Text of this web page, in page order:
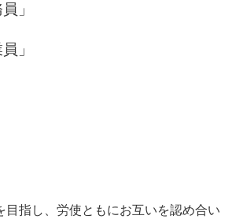
員」
」
目指し、労使ともにお互いを認め合い